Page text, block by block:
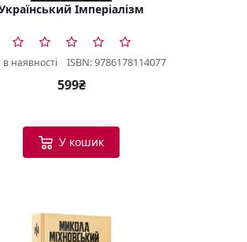
Імперіалізм
в наявності ISBN: 9786178114077
599₴
У кошик